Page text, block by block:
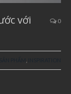
với
0